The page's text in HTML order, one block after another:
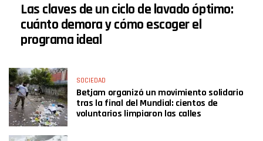
Las claves de un ciclo de lavado óptimo:
cuánto demora y cómo escoger el
programa ideal
SOCIEDAD
Betjam organizó un movimiento solidario
tras la final del Mundial: cientos de
voluntarios limpiaron las calles